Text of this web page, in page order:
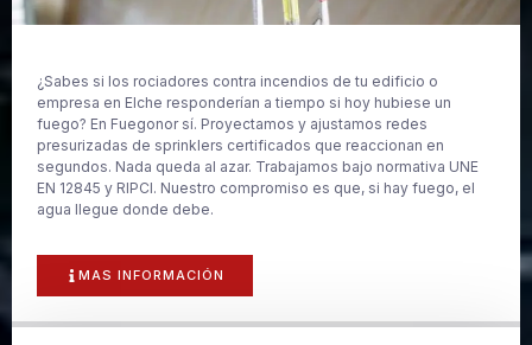
¿Sabes si los rociadores contra incendios de tu edificio o
empresa en Elche responderían a tiempo si hoy hubiese un
fuego? En Fuegonor sí. Proyectamos y ajustamos redes
presurizadas de sprinklers certificados que reaccionan en
segundos. Nada queda al azar. Trabajamos bajo normativa UNE
EN 12845 y RIPCI. Nuestro compromiso es que, si hay fuego, el
agua llegue donde debe.
MAS INFORMACIÓN